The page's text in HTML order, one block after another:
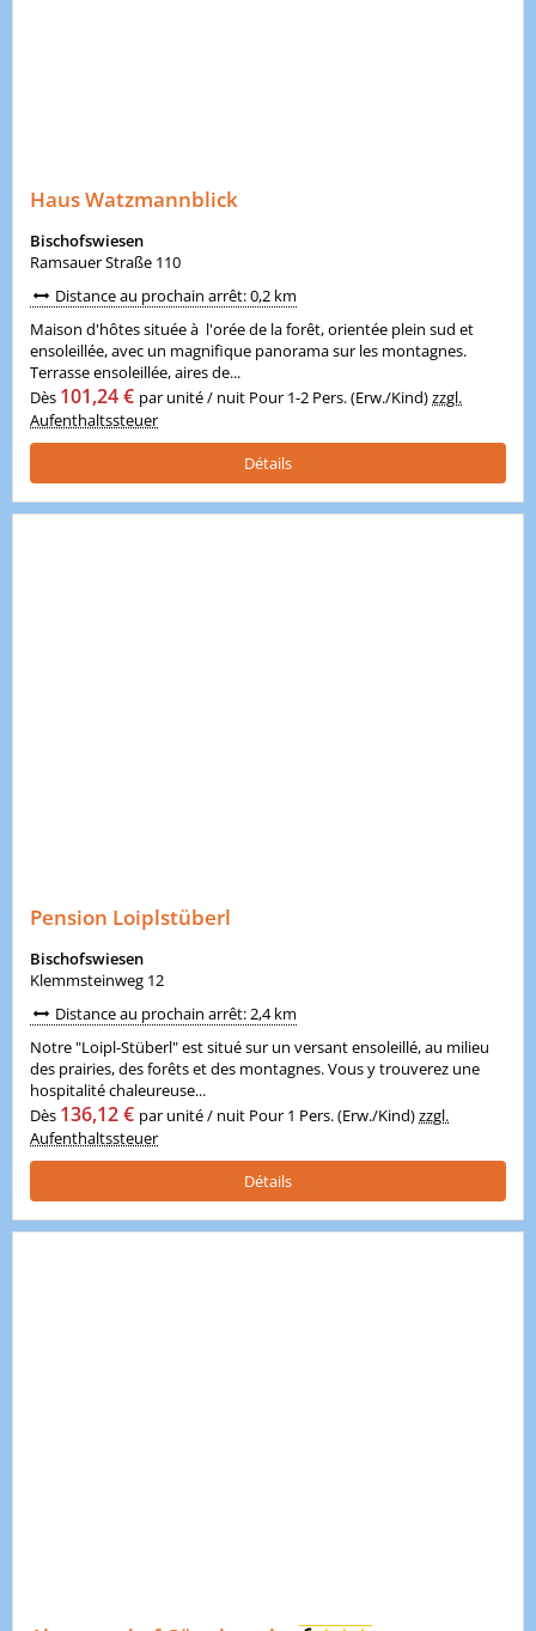
Haus Watzmannblick
Bischofswiesen
Ramsauer Straße 110
Distance au prochain arrêt: 0,2 km
Maison d'hôtes située à l'orée de la forêt, orientée plein sud et
ensoleillée, avec un magnifique panorama sur les montagnes.
Terrasse ensoleillée, aires de...
Dès 101,24 € par unité / nuit Pour 1-2 Pers. (Erw./Kind)zzgl.
Aufenthaltssteuer
Détails
Pension Loiplstüberl
Bischofswiesen
Klemmsteinweg 12
Distance au prochain arrêt: 2,4 km
Notre "Loipl-Stüberl" est situé sur un versant ensoleillé, au milieu
des prairies, des forêts et des montagnes. Vous y trouverez une
hospitalité chaleureuse...
Dès 136,12 € par unité / nuit Pour 1 Pers. (Erw./Kind)zzgl.
Aufenthaltssteuer
Détails